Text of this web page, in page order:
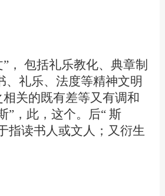
”， 包括礼乐教化、典章制
、礼乐、法度等精神文明
关的既有差等又有调和
”，此，这个。后“ 斯
指读书人或文人；又衍生